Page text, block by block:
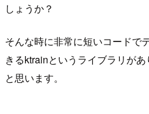
しょうか？
そんな時に非常に短いコードで
きるktrainというライブラリが
と思います。